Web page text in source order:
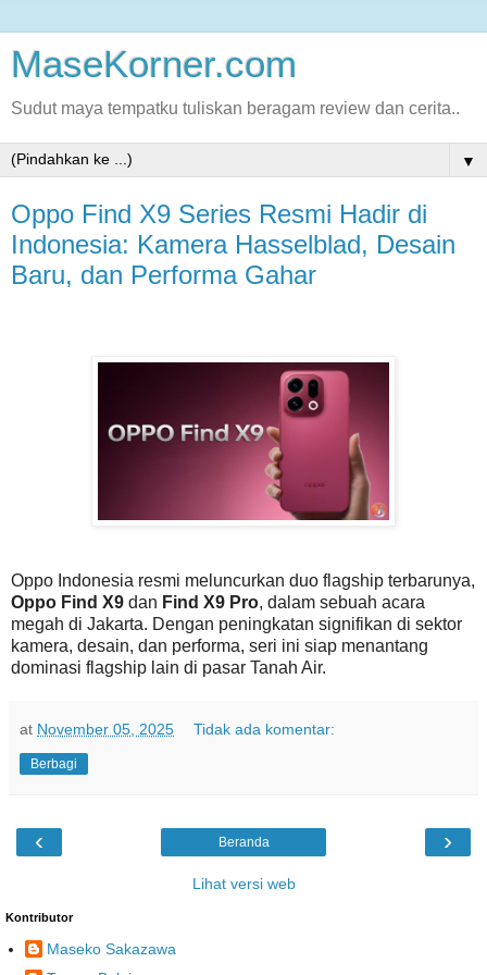
MaseKorner.com
Sudut maya tempatku tuliskan beragam review dan cerita..
▼
Oppo Find X9 Series Resmi Hadir di
Indonesia: Kamera Hasselblad, Desain
Baru, dan Performa Gahar
Oppo Indonesia resmi meluncurkan duo flagship terbarunya,
Oppo Find X9 dan Find X9 Pro, dalam sebuah acara
megah di Jakarta. Dengan peningkatan signifikan di sektor
kamera, desain, dan performa, seri ini siap menantang
dominasi flagship lain di pasar Tanah Air.
at November 05, 2025 Tidak ada komentar:
Berbagi
‹ ›
Beranda
Lihat versi web
Kontributor
Maseko Sakazawa